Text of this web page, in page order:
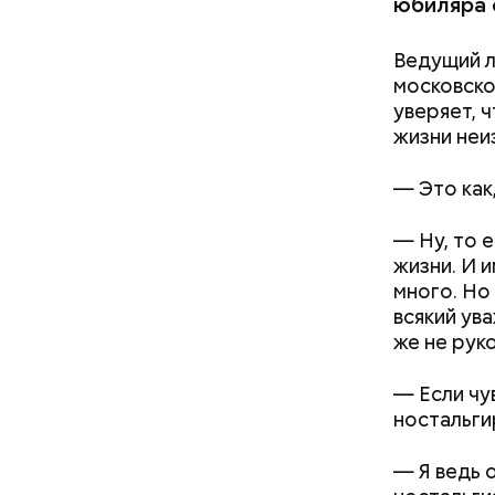
Ведущий
уверяет,
жизни
—Это
— Ну, то
жизни. И
много.
всякий
же не
— Если
—Я ведь
найти